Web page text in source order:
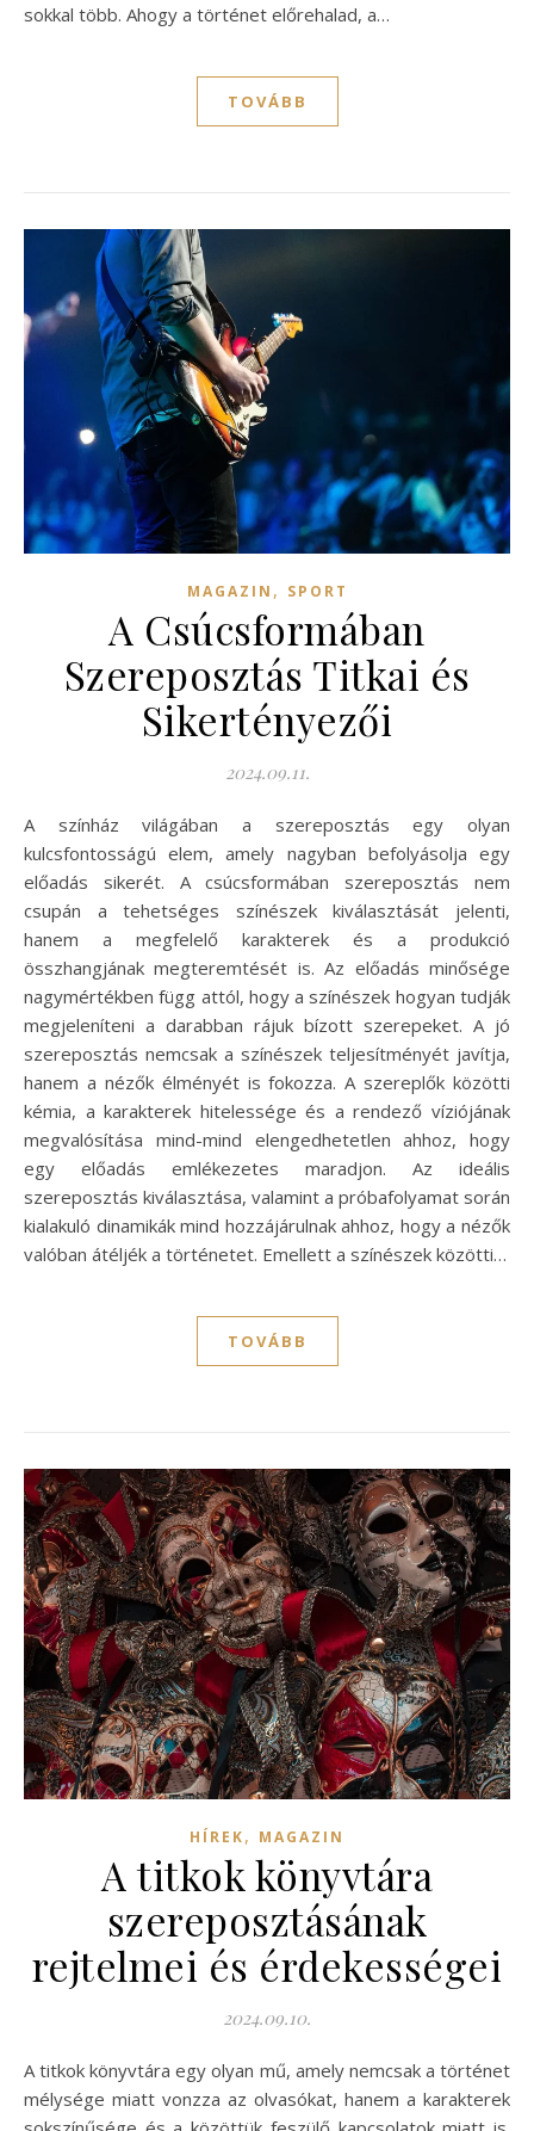
sokkal több. Ahogy a történet előrehalad, a…
TOVÁBB
MAGAZIN , SPORT
A Csúcsformában
Szereposztás Titkai és
Sikertényezői
2024.09.11.
A színház világában a szereposztás egy olyan
kulcsfontosságú elem, amely nagyban befolyásolja egy
előadás sikerét. A csúcsformában szereposztás nem
csupán a tehetséges színészek kiválasztását jelenti,
hanem a megfelelő karakterek és a produkció
összhangjának megteremtését is. Az előadás minősége
nagymértékben függ attól, hogy a színészek hogyan tudják
megjeleníteni a darabban rájuk bízott szerepeket. A jó
szereposztás nemcsak a színészek teljesítményét javítja,
hanem a nézők élményét is fokozza. A szereplők közötti
kémia, a karakterek hitelessége és a rendező víziójának
megvalósítása mind-mind elengedhetetlen ahhoz, hogy
egy előadás emlékezetes maradjon. Az ideális
szereposztás kiválasztása, valamint a próbafolyamat során
kialakuló dinamikák mind hozzájárulnak ahhoz, hogy a nézők
valóban átéljék a történetet. Emellett a színészek közötti…
TOVÁBB
HÍREK, MAGAZIN
A titkok könyvtára
szereposztásának
rejtelmei és érdekességei
2024.09.10.
A titkok könyvtára egy olyan mű, amely nemcsak a történet
mélysége miatt vonzza az olvasókat, hanem a karakterek